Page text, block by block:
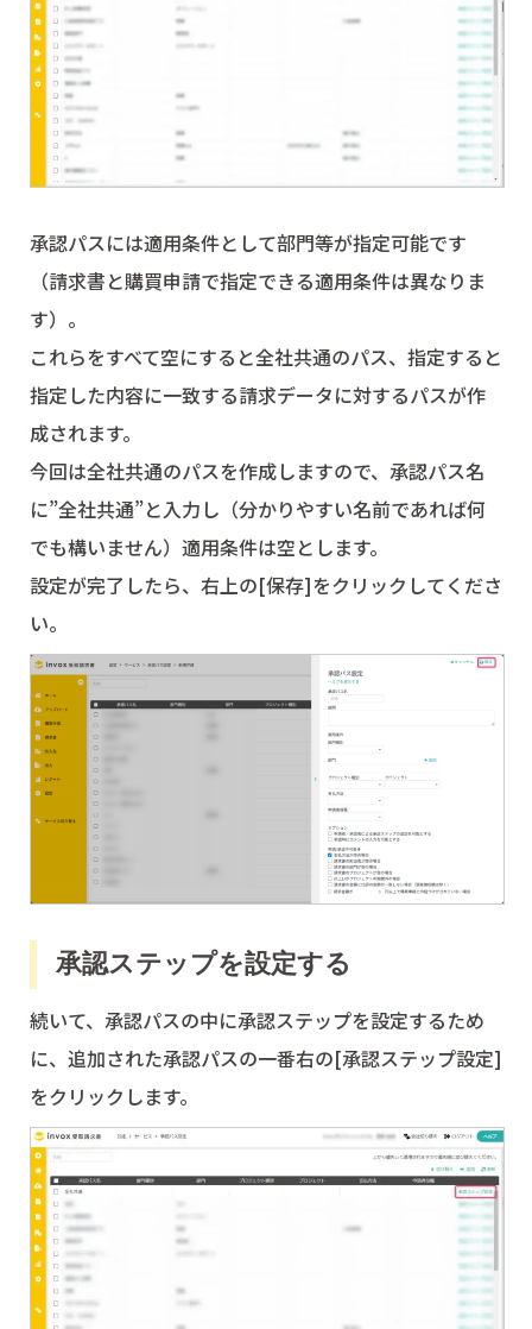
承認パスには適用条件として部門等が指定可能です
（請求書と購買申請で指定できる適用条件は異なりま
す）。
これらをすべて空にすると全社共通のパス、指定すると
指定した内容に一致する請求データに対するパスが作
成されます。
今回は全社共通のパスを作成しますので、承認パス名
に”全社共通”と入力し（分かりやすい名前であれば何
でも構いません）適用条件は空とします。
設定が完了したら、右上の[保存]をクリックしてくださ
い。
承認ステップを設定する
続いて、承認パスの中に承認ステップを設定するため
に、追加された承認パスの一番右の[承認ステップ設定]
をクリックします。